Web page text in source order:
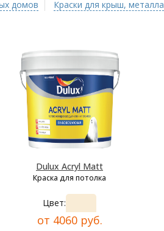
домов Краски для крыш, металла
Dulux Acryl Matt
Краска для потолка
Цвет:
от 4060 руб.